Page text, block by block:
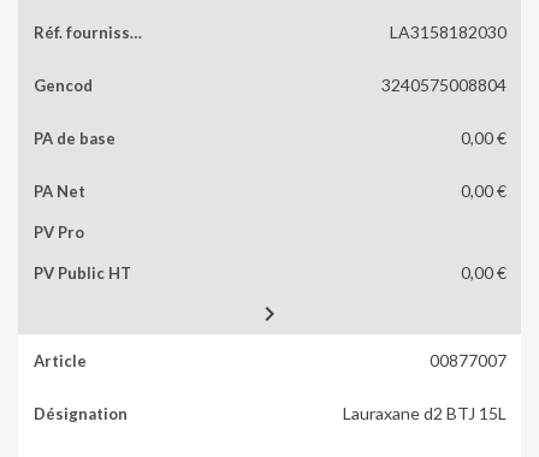
LA3158182030
3240575008804
0,00 €
0,00 €
0,00 €

00877007
Lauraxane d2 BTJ 15L